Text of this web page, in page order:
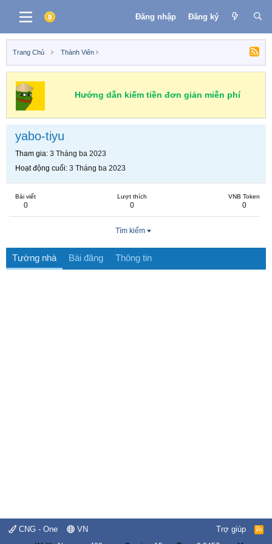
Đăng nhập Đăng ký
Trang Chủ Thành Viên
Hướng dẫn kiếm tiền đơn giản miễn phí
yabo-tiyu
Tham gia 3 Tháng ba 2023
Hoạt động cuối 3 Tháng ba 2023
Bài viết
0
Lượt thích
0
VNB Token
0
Tìm kiếm
Tường nhà Bài đăng Thông tin
CNG - One VN Trợ giúp
R